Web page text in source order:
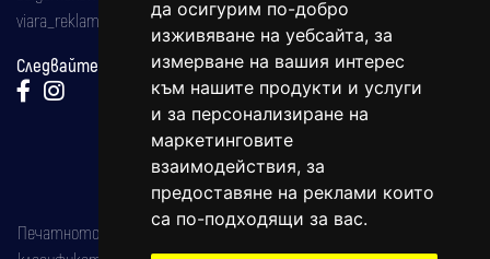
да осигурим по-добро
изживяване на уебсайта, за
измерване на вашия интерес
към нашите продукти и услуги
и за персонализиране на
маркетинговите
взаимодействия, за
предоставяне на реклами които
са по-подходящи за вас.
viara_reklama@mail.bg
Следвайте ни:
Печатното издание на вестника е регистрирано в националния